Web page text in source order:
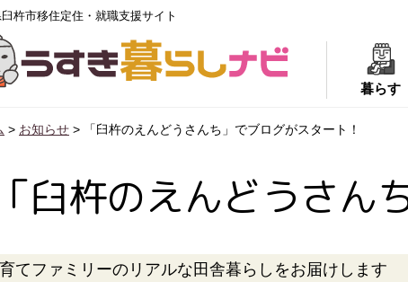
杵市移住定住・就職支援サイト
暮らす
> お知らせ > 「臼杵のえんどうさんち」でブログがスタート！
「臼杵のえんどうさん
てファミリーのリアルな田舎暮らしをお届けします